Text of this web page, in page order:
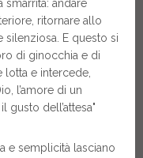
smarrita: andare
ritornare allo
E questo si
di ginocchia e di
e intercede,
l’amore di un
dell’attesa"
e semplicità lasciano